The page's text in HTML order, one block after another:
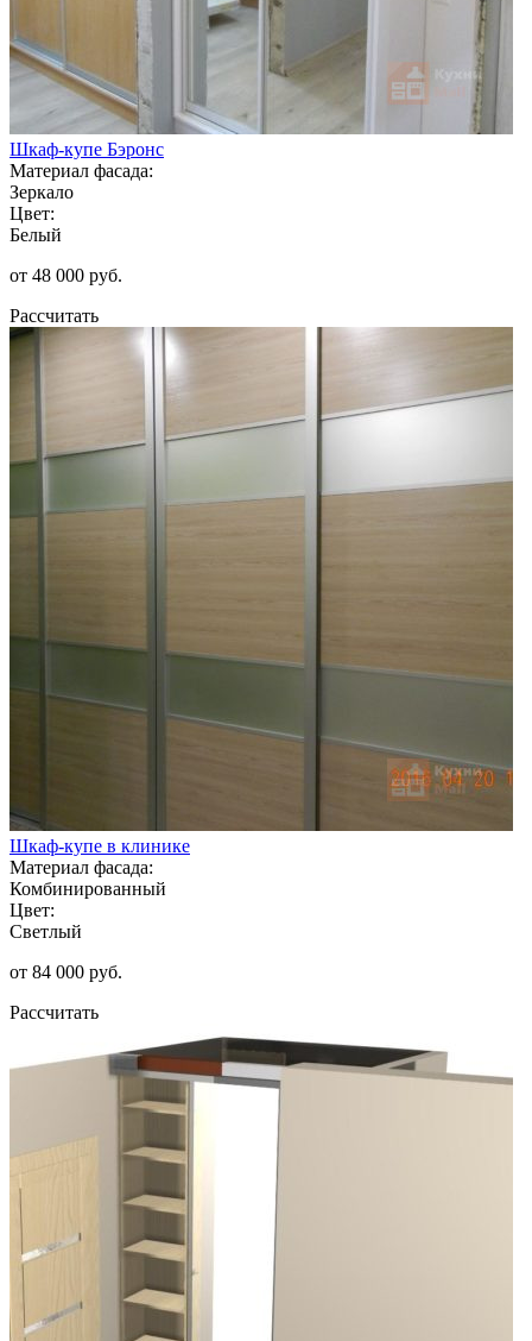
Шкаф-купе Бэронс
Материал фасада:
Зеркало
Цвет:
Белый
от 48 000 руб.
Рассчитать
Шкаф-купе в клинике
Материал фасада:
Комбинированный
Цвет:
Светлый
от 84 000 руб.
Рассчитать